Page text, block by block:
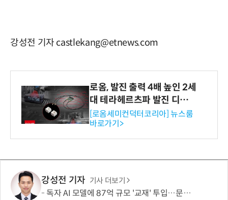
강성전 기자 castlekang@etnews.com
로옴, 발진 출력 4배 높인 2세
대 테라헤르츠파 발진 디바이
스 개발
[로옴세미컨덕터코리아] 뉴스룸
바로가기>
강성전 기자 기사 더보기
독자 AI 모델에 87억 규모 '교재' 투입…문제·전공책에 강의영상까지